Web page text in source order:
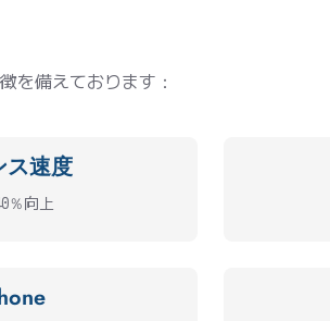
を備えております：
ス速度
％向上